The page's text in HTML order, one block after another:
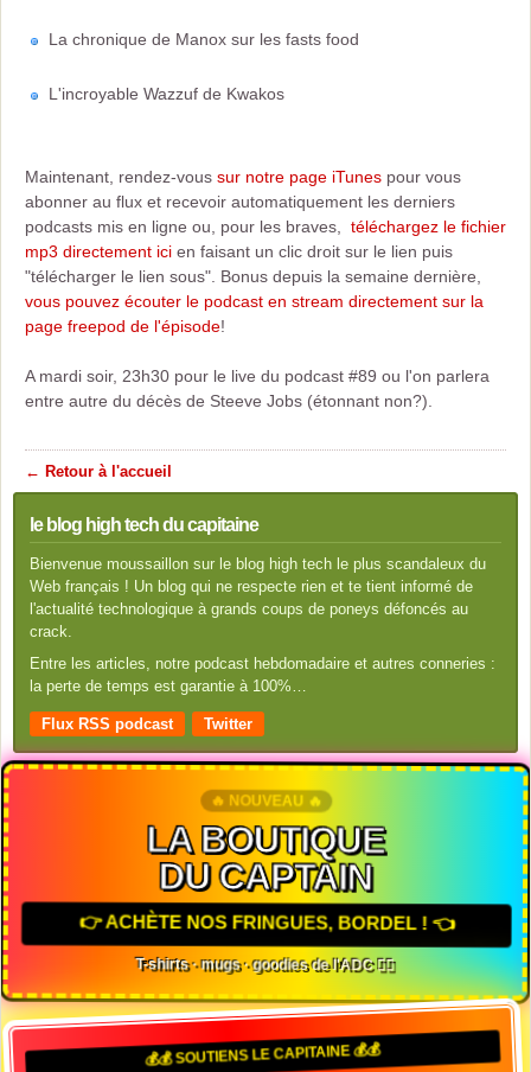
La chronique de Manox sur les fasts food
L'incroyable Wazzuf de Kwakos
Maintenant, rendez-vous sur notre page iTunes pour vous
abonner au flux et recevoir automatiquement les derniers
podcasts mis en ligne ou, pour les braves, téléchargez le fichier
mp3 directement ici en faisant un clic droit sur le lien puis
"télécharger le lien sous". Bonus depuis la semaine dernière,
vous pouvez écouter le podcast en stream directement sur la
page freepod de l'épisode!
A mardi soir, 23h30 pour le live du podcast #89 ou l'on parlera
entre autre du décès de Steeve Jobs (étonnant non?).
← Retour à l'accueil
le blog high tech du capitaine
Bienvenue moussaillon sur le blog high tech le plus scandaleux du
Web français ! Un blog qui ne respecte rien et te tient informé de
l'actualité technologique à grands coups de poneys défoncés au
crack.
Entre les articles, notre podcast hebdomadaire et autres conneries :
la perte de temps est garantie à 100%…
Flux RSS podcast Twitter
🔥 NOUVEAU 🔥
LA BOUTIQUE
DU CAPTAIN
👉 ACHÈTE NOS FRINGUES, BORDEL ! 👈
T-shirts · mugs · goodies de l'ADC 🏴‍☠️
💰💰 SOUTIENS LE CAPITAINE 💰💰